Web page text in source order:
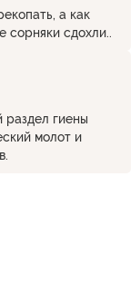
а как
сорняки сдохли..
раздел гиены
молот и